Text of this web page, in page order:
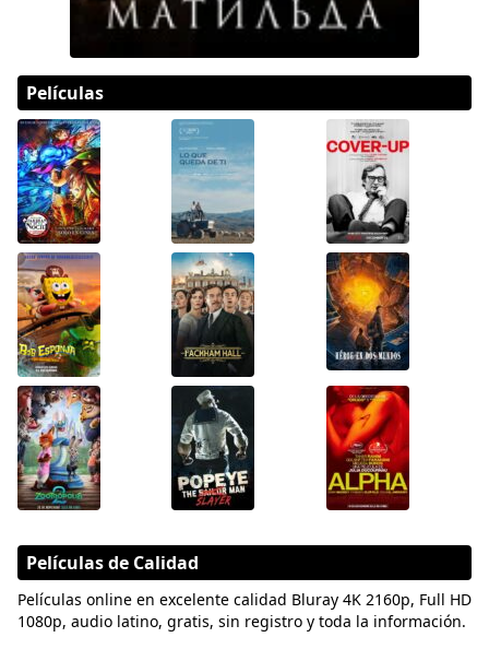
Películas
Películas de Calidad
Películas online en excelente calidad Bluray 4K 2160p, Full HD
1080p, audio latino, gratis, sin registro y toda la información.